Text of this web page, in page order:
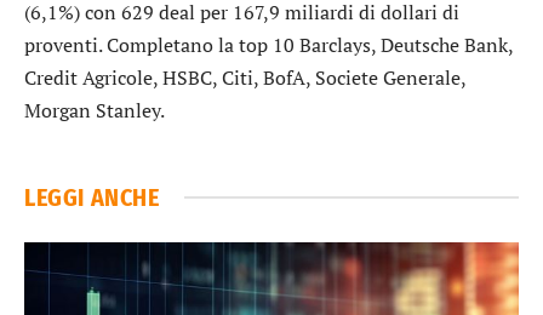
(6,1%) con 629 deal per 167,9 miliardi di dollari di
proventi. Completano la top 10 Barclays,Deutsche Bank,
Credit Agricole,HSBC,Citi,BofA, Societe Generale,
Morgan Stanley.
LEGGI ANCHE